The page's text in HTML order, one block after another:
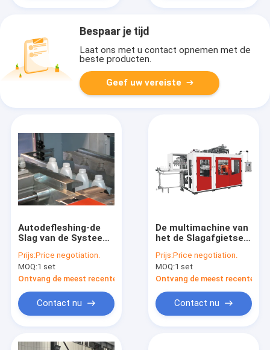
Bespaar je tijd
Laat ons met u contact opnemen met de
beste producten.
Geef uw vereiste
Autodefleshing-de
Slag van de Systeem
Vormen Machine
voor Lotionfles 2
Laaghdpe
Prijs:Price negotiation.
MOQ:1 set
Ontvang de meest recente Prijs
Contact nu
De multimachine van
het de Slagafgietsel
Holteuitdrijving
Automatische
MP90FS IML voor
Pesticidefles
Prijs:Price negotiation.
MOQ:1 set
Ontvang de meest recente
Contact nu